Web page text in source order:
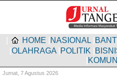
HOME NASIONAL
OLAHRAGA POLITIK
Jumat, 7 Agustus 2026